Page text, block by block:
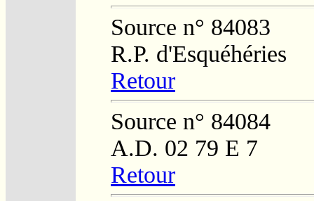
Source n° 84083
R.P. d'Esquéhéries
Retour
Source n° 84084
A.D. 02 79 E 7
Retour